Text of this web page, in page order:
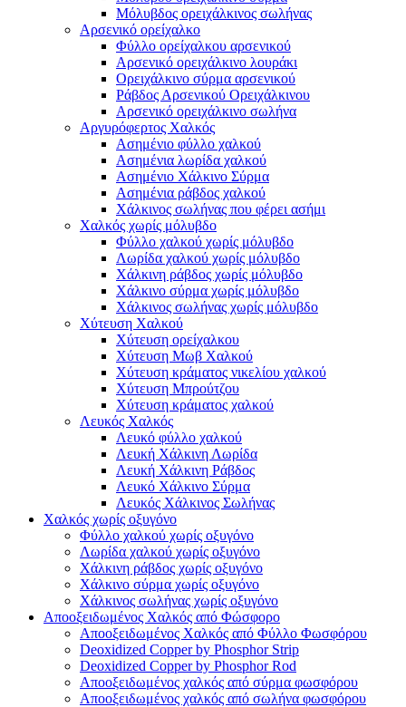
Μόλυβδος ορειχάλκινος σωλήνας
Αρσενικό ορείχαλκο
Φύλλο ορείχαλκου αρσενικού
Αρσενικό ορειχάλκινο λουράκι
Ορειχάλκινο σύρμα αρσενικού
Ράβδος Αρσενικού Ορειχάλκινου
Αρσενικό ορειχάλκινο σωλήνα
Αργυρόφερτος Χαλκός
Ασημένιο φύλλο χαλκού
Ασημένια λωρίδα χαλκού
Ασημένιο Χάλκινο Σύρμα
Ασημένια ράβδος χαλκού
Χάλκινος σωλήνας που φέρει ασήμι
Χαλκός χωρίς μόλυβδο
Φύλλο χαλκού χωρίς μόλυβδο
Λωρίδα χαλκού χωρίς μόλυβδο
Χάλκινη ράβδος χωρίς μόλυβδο
Χάλκινο σύρμα χωρίς μόλυβδο
Χάλκινος σωλήνας χωρίς μόλυβδο
Χύτευση Χαλκού
Χύτευση ορείχαλκου
Χύτευση Μωβ Χαλκού
Χύτευση κράματος νικελίου χαλκού
Χύτευση Μπρούτζου
Χύτευση κράματος χαλκού
Λευκός Χαλκός
Λευκό φύλλο χαλκού
Λευκή Χάλκινη Λωρίδα
Λευκή Χάλκινη Ράβδος
Λευκό Χάλκινο Σύρμα
Λευκός Χάλκινος Σωλήνας
Χαλκός χωρίς οξυγόνο
Φύλλο χαλκού χωρίς οξυγόνο
Λωρίδα χαλκού χωρίς οξυγόνο
Χάλκινη ράβδος χωρίς οξυγόνο
Χάλκινο σύρμα χωρίς οξυγόνο
Χάλκινος σωλήνας χωρίς οξυγόνο
Αποοξειδωμένος Χαλκός από Φώσφορο
Αποοξειδωμένος Χαλκός από Φύλλο Φωσφόρου
Deoxidized Copper by Phosphor Strip
Deoxidized Copper by Phosphor Rod
Αποοξειδωμένος χαλκός από σύρμα φωσφόρου
Αποοξειδωμένος χαλκός από σωλήνα φωσφόρου